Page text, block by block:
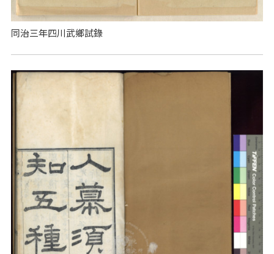
同治三年四川武鄉試錄